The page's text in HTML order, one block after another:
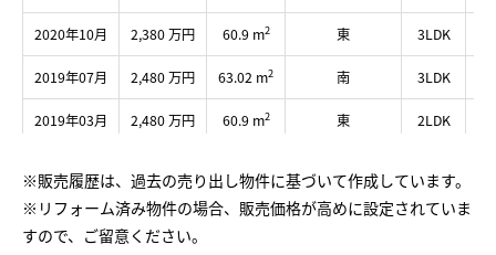
2020年10月 2,380 万円 60.9 m2 東 3LDK
2019年07月 2,480 万円 63.02 m2 南 3LDK
2019年03月 2,480 万円 60.9 m2 東 2LDK
2018年11月 1,807 万円 60.9 m2 東 3LDK
※販売履歴は、過去の売り出し物件に基づいて作成しています。
※リフォーム済み物件の場合、販売価格が高めに設定されていま
すので、ご留意ください。